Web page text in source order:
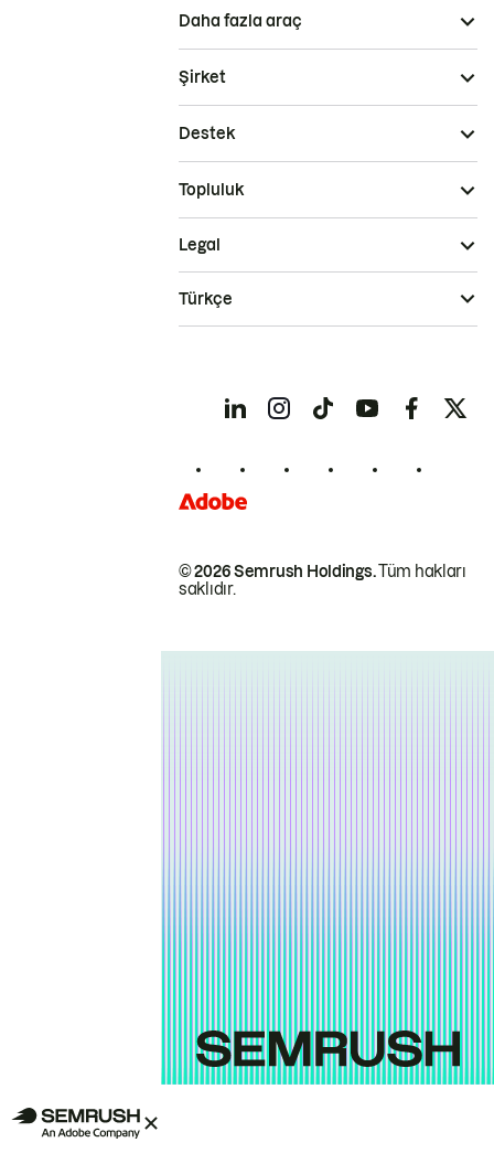
Daha fazla araç
Şirket
Destek
Topluluk
© 2026 Semrush Holdings.Tüm hakları
saklıdır.
Legal
Türkçe